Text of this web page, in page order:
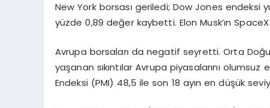
New York borsası geriledi; Dow Jones endeksi
yüzde 0,89 değer kaybetti. Elon Musk’ın
Avrupa borsaları da negatif seyretti. Orta
yaşanan sıkıntılar Avrupa piyasalarını
Endeksi (PMI) 48,5 ile son 18 ayın en düşük